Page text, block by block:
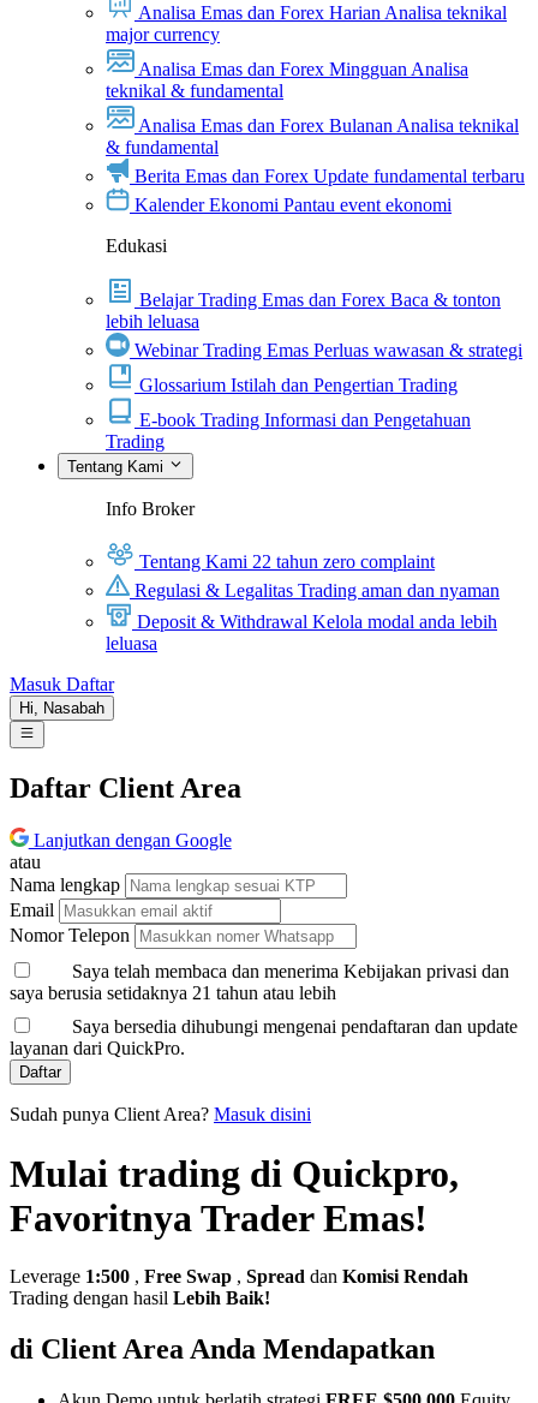
Analisa Emas dan Forex Harian Analisa teknikal
major currency
Analisa Emas dan Forex Mingguan Analisa
teknikal & fundamental
Analisa Emas dan Forex Bulanan Analisa teknikal
& fundamental
Berita Emas dan Forex Update fundamental terbaru
Kalender Ekonomi Pantau event ekonomi
Edukasi
Belajar Trading Emas dan Forex Baca & tonton
lebih leluasa
Webinar Trading Emas Perluas wawasan & strategi
Glossarium Istilah dan Pengertian Trading
E-book Trading Informasi dan Pengetahuan
Trading
Tentang Kami
Info Broker
Tentang Kami 22 tahun zero complaint
Regulasi & Legalitas Trading aman dan nyaman
Deposit & Withdrawal Kelola modal anda lebih
leluasa
Masuk Daftar
Hi, Nasabah
Daftar Client Area
Lanjutkan dengan Google
atau
Nama lengkap
Email
Nomor Telepon
Saya telah membaca dan menerima Kebijakan privasi dan
saya berusia setidaknya 21 tahun atau lebih
Saya bersedia dihubungi mengenai pendaftaran dan update
layanan dari QuickPro.
Daftar
Sudah punya Client Area? Masuk disini
Mulai trading di Quickpro,
Favoritnya Trader Emas!
Leverage 1:500 , Free Swap , Spread dan Komisi Rendah
Trading dengan hasil Lebih Baik!
di Client Area Anda Mendapatkan